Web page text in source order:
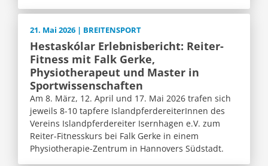
21. Mai 2026 | BREITENSPORT
Hestaskólar Erlebnisbericht: Reiter-
Fitness mit Falk Gerke,
Physiotherapeut und Master in
Sportwissenschaften
Am 8. März, 12. April und 17. Mai 2026 trafen sich
jeweils 8-10 tapfere IslandpferdereiterInnen des
Vereins Islandpferdereiter Isernhagen e.V.​​​​​​​ zum
Reiter-Fitnesskurs bei Falk Gerke in einem
Physiotherapie-Zentrum in Hannovers Südstadt.